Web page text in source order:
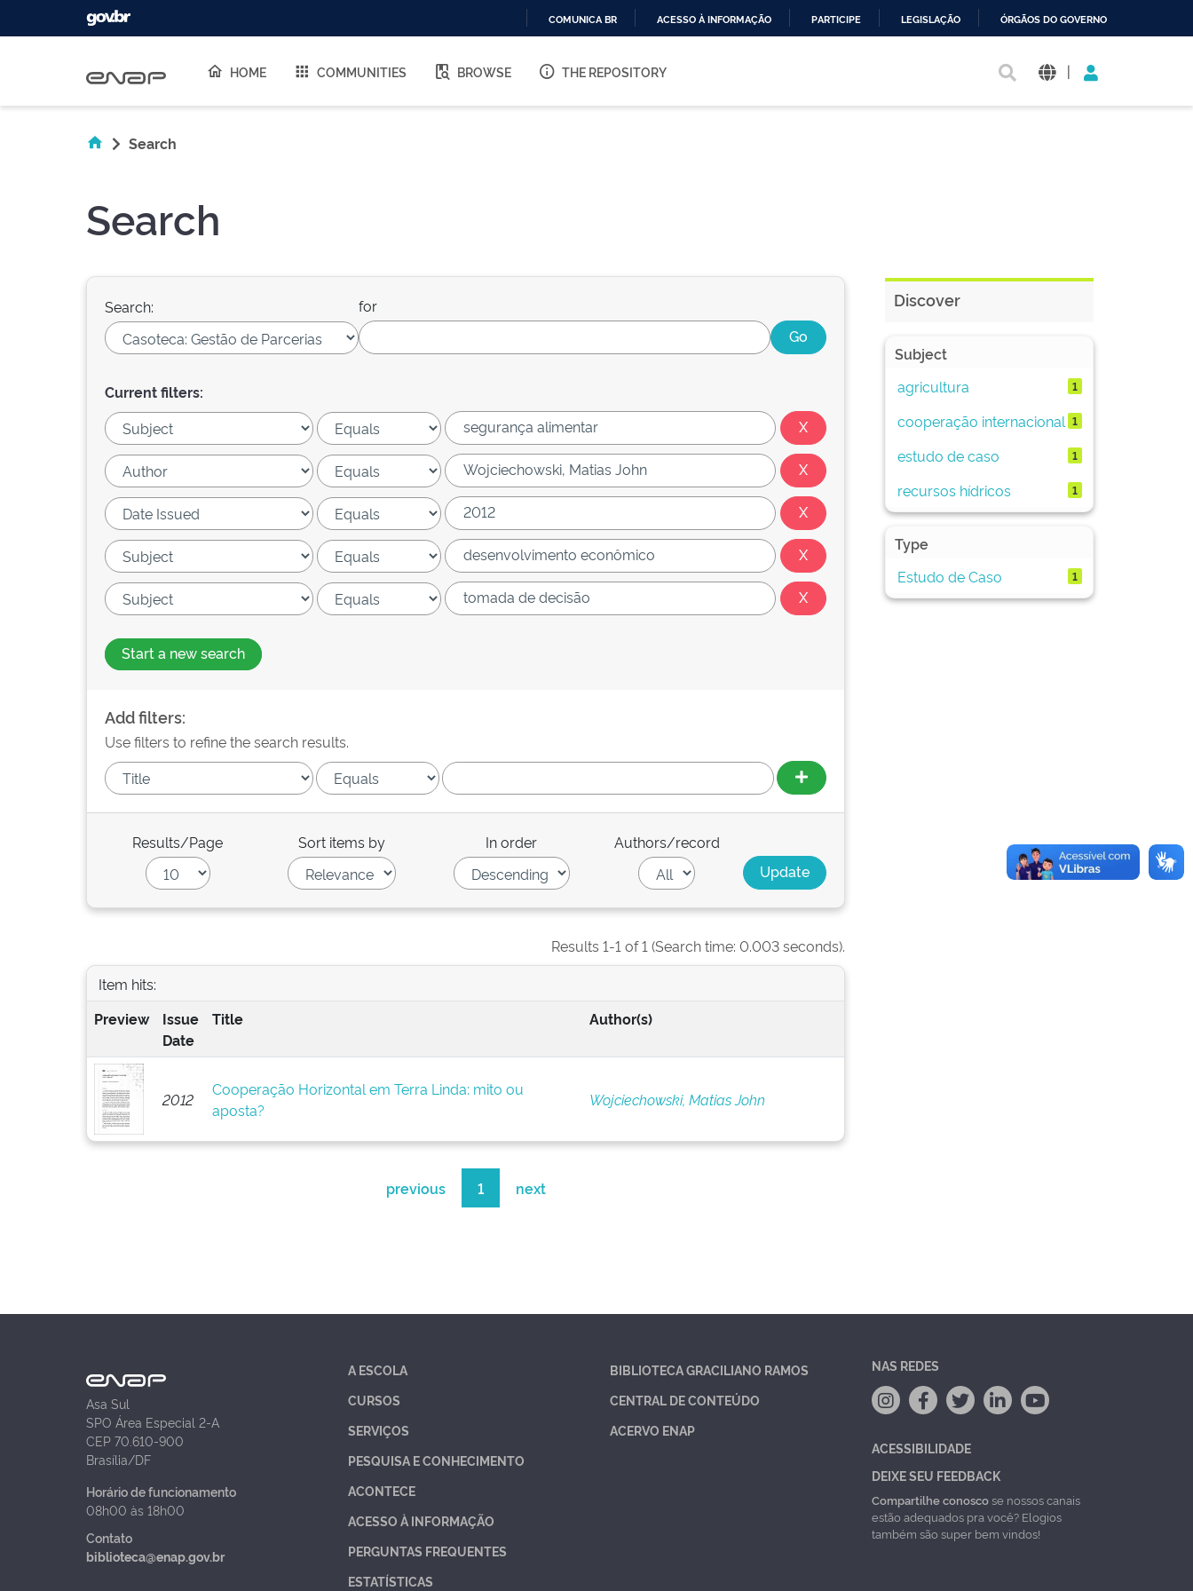
O
COMUNICA BR ACESSO À INFORMAÇÃO PARTICIPE LEGISLAÇÃO ÓRGÃOS DO GOVERNO
HOME COMMUNITIES BROWSE THE REPOSITORY |
Search
Search
Search: for
Current filters:
Start a new search
Add filters:
Use filters to refine the search results.
Results/Page Sort items by In order Authors/record
Results 1-1 of 1 (Search time: 0.003 seconds).
Item hits:
Preview
Issue
Date
Title Author(s)
2012
Cooperação Horizontal em Terra Linda: mito ou
aposta?
Wojciechowski, Matias John
previous 1 next
Discover
Subject
agricultura
1
cooperação internacional 1
estudo de caso 1
recursos hídricos 1
Type
Estudo de Caso
1
Asa Sul
SPO Área Especial 2-A
CEP 70.610-900
Brasília/DF
Horário de funcionamento
08h00 às 18h00
Contato
biblioteca@enap.gov.br
A ESCOLA
CURSOS
SERVIÇOS
PESQUISA E CONHECIMENTO
ACONTECE
ACESSO À INFORMAÇÃO
PERGUNTAS FREQUENTES
ESTATÍSTICAS
BIBLIOTECA GRACILIANO RAMOS
CENTRAL DE CONTEÚDO
ACERVO ENAP
NAS REDES
ACESSIBILIDADE
DEIXE SEU FEEDBACK
Compartilhe conoscose nossos canais
estão adequados pra você? Elogios
também são super bem vindos!